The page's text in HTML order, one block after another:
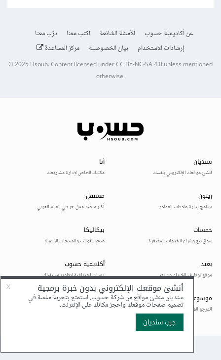
عن أكاديمية حسوب الأسئلة الشائعة اكتب معنا
درّب معنا
إرشادات الاستخدام
بيان الخصوصية مركز المساعدة
© 2025Hsoub.Content licensed underCC BY-NC-SA 4.0unless mentioned
otherwise.